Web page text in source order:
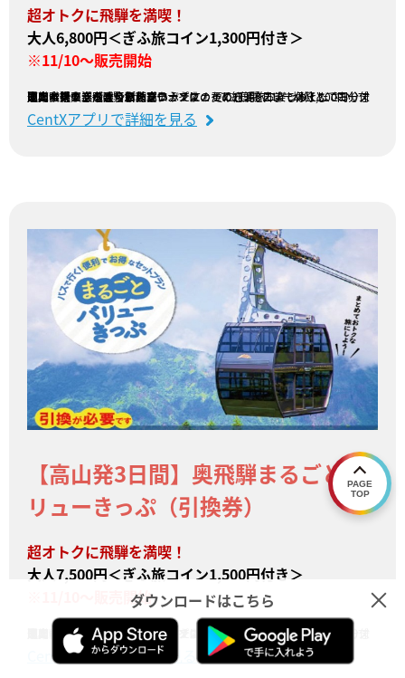
超オトクに飛騨を満喫！
大人6,800円＜ぎふ旅コイン1,300円付き＞
※11/10～販売開始
高山バスセンター～新穂高ロープウェイの2日間フリー切符と、ロープウェイ乗車券がセットのきっぷです！
通常で購入するより断然安いうえに、更にぎふ旅コインが1,300円分付いたお得すぎるきっぷ。
国内唯一の二階建てロープウェイにのって紅葉をお楽しみください。
※ロープウェイは緊急メンテナンスのため11月9日まで休止しております。
販売会社：濃飛乗合自動車
CentXアプリで詳細を見る
【高山発3日間】奥飛騨まるごとバ
リューきっぷ（引換券）
超オトクに飛騨を満喫！
大人7,500円＜ぎふ旅コイン1,500円付き＞
※11/10～販売開始
高山バスセンター～新穂高ロープウェイの2日間フリー切符と、ロープウェイ乗車券がセットのきっぷです！
通常で購入するより断然安いうえに、更にぎふ旅コインが1,300円分付いたお得すぎるきっぷ。
国内唯一の二階建てロープウェイにのって紅葉をお楽しみください。
販売会社：濃飛乗合自動車
CentXアプリで詳細を見る
PAGE
TOP
ダウンロードはこちら